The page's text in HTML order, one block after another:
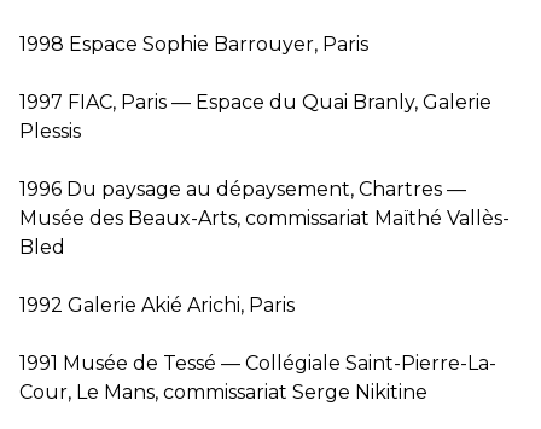
1998 Espace Sophie Barrouyer, Paris
1997 FIAC, Paris — Espace du Quai Branly, Galerie
Plessis
1996 Du paysage au dépaysement, Chartres —
Musée des Beaux-Arts, commissariat Maïthé Vallès-
Bled
1992 Galerie Akié Arichi, Paris
1991 Musée de Tessé — Collégiale Saint-Pierre-La-
Cour, Le Mans, commissariat Serge Nikitine